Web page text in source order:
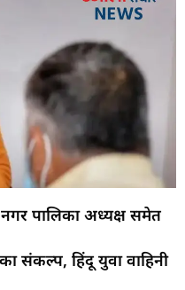
नगर पालिका अध्यक्ष समेत
संकल्प, हिंदू युवा वाहिनी